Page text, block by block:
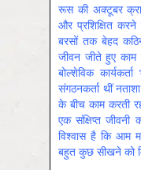
रूस की अक्टूबर
और प्रशिक्षित करने
बरसों तक बेहद
जीवन जीते हुए काम
बोल्शेविक
संगठनकर्ता थीं
के बीच काम करती
एक संक्षिप्त जीवनी
विश्वास है कि आम
बहुत कुछ सीखने को